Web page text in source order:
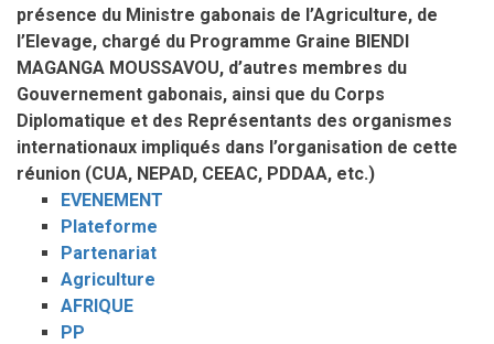
présence du Ministre gabonais de l’Agriculture, de
l’Elevage, chargé du Programme Graine BIENDI
MAGANGA MOUSSAVOU, d’autres membres du
Gouvernement gabonais, ainsi que du Corps
Diplomatique et des Représentants des organismes
internationaux impliqués dans l’organisation de cette
réunion (CUA, NEPAD, CEEAC, PDDAA, etc.)
EVENEMENT
Plateforme
Partenariat
Agriculture
AFRIQUE
PP